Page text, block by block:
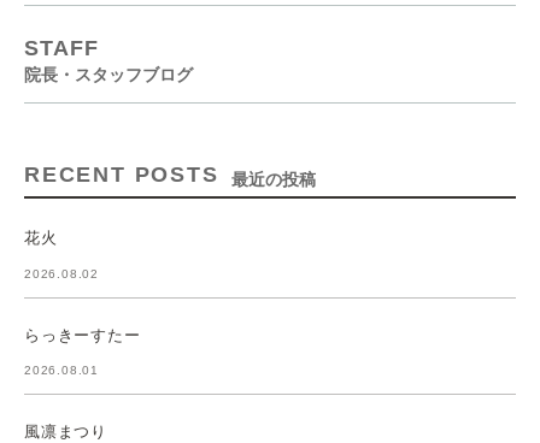
STAFF
院長・スタッフブログ
RECENT POSTS 最近の投稿
花火
2026.08.02
らっきーすたー
2026.08.01
風凛まつり